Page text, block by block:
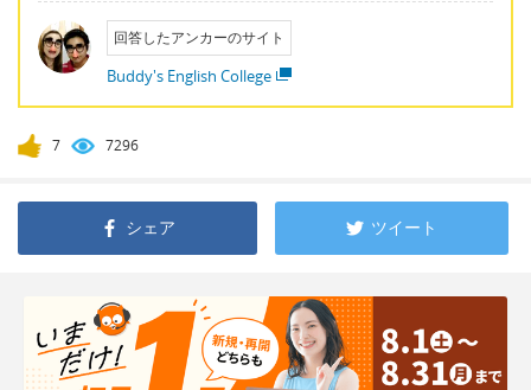
回答したアンカーのサイト
Buddy's English College
7 7296
シェア ツイート